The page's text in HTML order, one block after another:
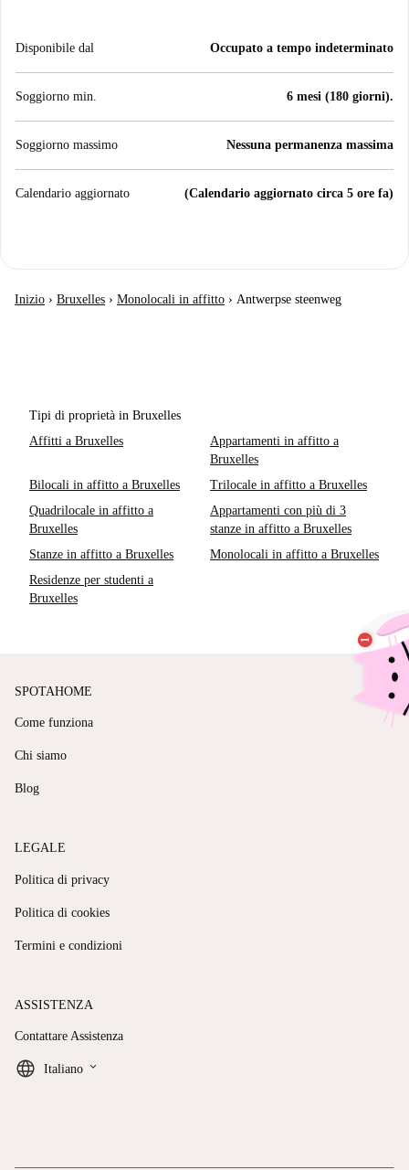
Disponibile dal Occupato a tempo indeterminato
Soggiorno min. 6 mesi (180 giorni).
Soggiorno massimo Nessuna permanenza massima
Calendario aggiornato (Calendario aggiornato circa 5 ore fa)
Inizio › Bruxelles › Monolocali in affitto › Antwerpse steenweg
Tipi di proprietà in Bruxelles
Affitti a Bruxelles
Appartamenti in affitto a
Bruxelles
Bilocali in affitto a Bruxelles
Trilocale in affitto a Bruxelles
Quadrilocale in affitto a
Bruxelles
Appartamenti con più di 3
stanze in affitto a Bruxelles
Stanze in affitto a Bruxelles
Monolocali in affitto a Bruxelles
Residenze per studenti a
Bruxelles
SPOTAHOME
Come funziona
Chi siamo
Blog
LEGALE
Politica di privacy
Politica di cookies
Termini e condizioni
ASSISTENZA
Contattare Assistenza
Italiano keyboard_arrow_down